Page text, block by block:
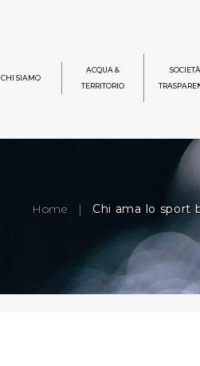
CHI SIAMO
ACQUA &
TERRITORIO
SOCIETÀ
Home | Chi ama lo sport